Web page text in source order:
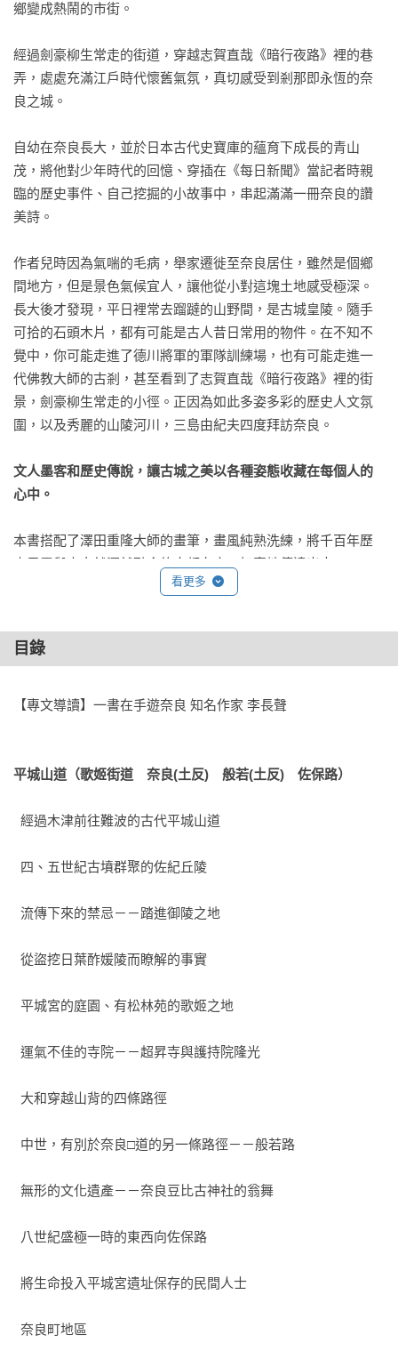
鄉變成熱鬧的市街。
經過劍豪柳生常走的街道，穿越志賀直哉《暗行夜路》裡的巷
弄，處處充滿江戶時代懷舊氣氛，真切感受到剎那即永恆的奈
良之城。
自幼在奈良長大，並於日本古代史寶庫的蘊育下成長的青山
茂，將他對少年時代的回憶、穿插在《每日新聞》當記者時親
臨的歷史事件、自己挖掘的小故事中，串起滿滿一冊奈良的讚
美詩。
作者兒時因為氣喘的毛病，舉家遷徙至奈良居住，雖然是個鄉
間地方，但是景色氣候宜人，讓他從小對這塊土地感受極深。
長大後才發現，平日裡常去蹓躂的山野間，是古城皇陵。隨手
可拾的石頭木片，都有可能是古人昔日常用的物件。在不知不
覺中，你可能走進了德川將軍的軍隊訓練場，也有可能走進一
代佛教大師的古剎，甚至看到了志賀直哉《暗行夜路》裡的街
景，劍豪柳生常走的小徑。正因為如此多姿多彩的歷史人文氛
圍，以及秀麗的山陵河川，三島由紀夫四度拜訪奈良。
文人墨客和歷史傳說，讓古城之美以各種姿態收藏在每個人的
心中。
本書搭配了澤田重隆大師的畫筆，畫風純熟洗練，將千百年歷
史風霜與大自然渾然融合的古都奈良，如實地傳達出來。
鏤刻著長長歷史的城鎮，並未曲媚旅人，而是靜悄地、溫柔地
接納著我們。
等，現在都成了我最熟稔的小鎮。
經過時間的洗禮，山依然是山，而河也若無其事地悠遠流長。
作者在當記者的時候重回猶如故鄉般的奈良，走訪了充滿回憶
的緣故各奔東西，直到自己漸入中年，景色依舊，人事已非。
的樂園。而傳承百年的產業，如醬油釀造廠、金工燈具、漬物
能詳的役小角，還有以陰陽師出名的菅原道真與安倍晴明；直
此地為電影拍攝場景。森鷗外每年都會到奈良一次，詩人正岡
娓道來童年歡樂時光、小鎮古城曾經的繁華與衰落，以及巷里
份思古幽情。
【名家推薦】
◎搭配澤田重隆五十張精美素描插圖，內容生動精彩。
化、建築遺跡和地方名物等等。
看更多
目錄
【專文導讀】一書在手遊奈良 知名作家 李長聲
平城山道（歌姬街道　奈良(土反)　般若(土反)　佐保路）
經過木津前往難波的古代平城山道
  四、五世紀古墳群聚的佐紀丘陵
  流傳下來的禁忌－－踏進御陵之地
  從盜挖日葉酢媛陵而瞭解的事實
  平城宮的庭園、有松林苑的歌姬之地
  運氣不佳的寺院－－超昇寺與護持院隆光
  大和穿越山背的四條路徑
  中世，有別於奈良□道的另一條路徑－－般若路
  無形的文化遺產－－奈良豆比古神社的翁舞
  八世紀盛極一時的東西向佐保路
  將生命投入平城宮遺址保存的民間人士
  奈良町地區